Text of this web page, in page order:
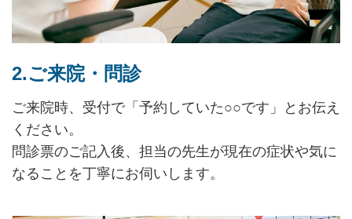
2.ご来院・問診
ご来院時、受付で「予約していた○○です」とお伝え
ください。
問診票のご記入後、担当の先生が現在の症状や気に
なることを丁寧にお伺いします。